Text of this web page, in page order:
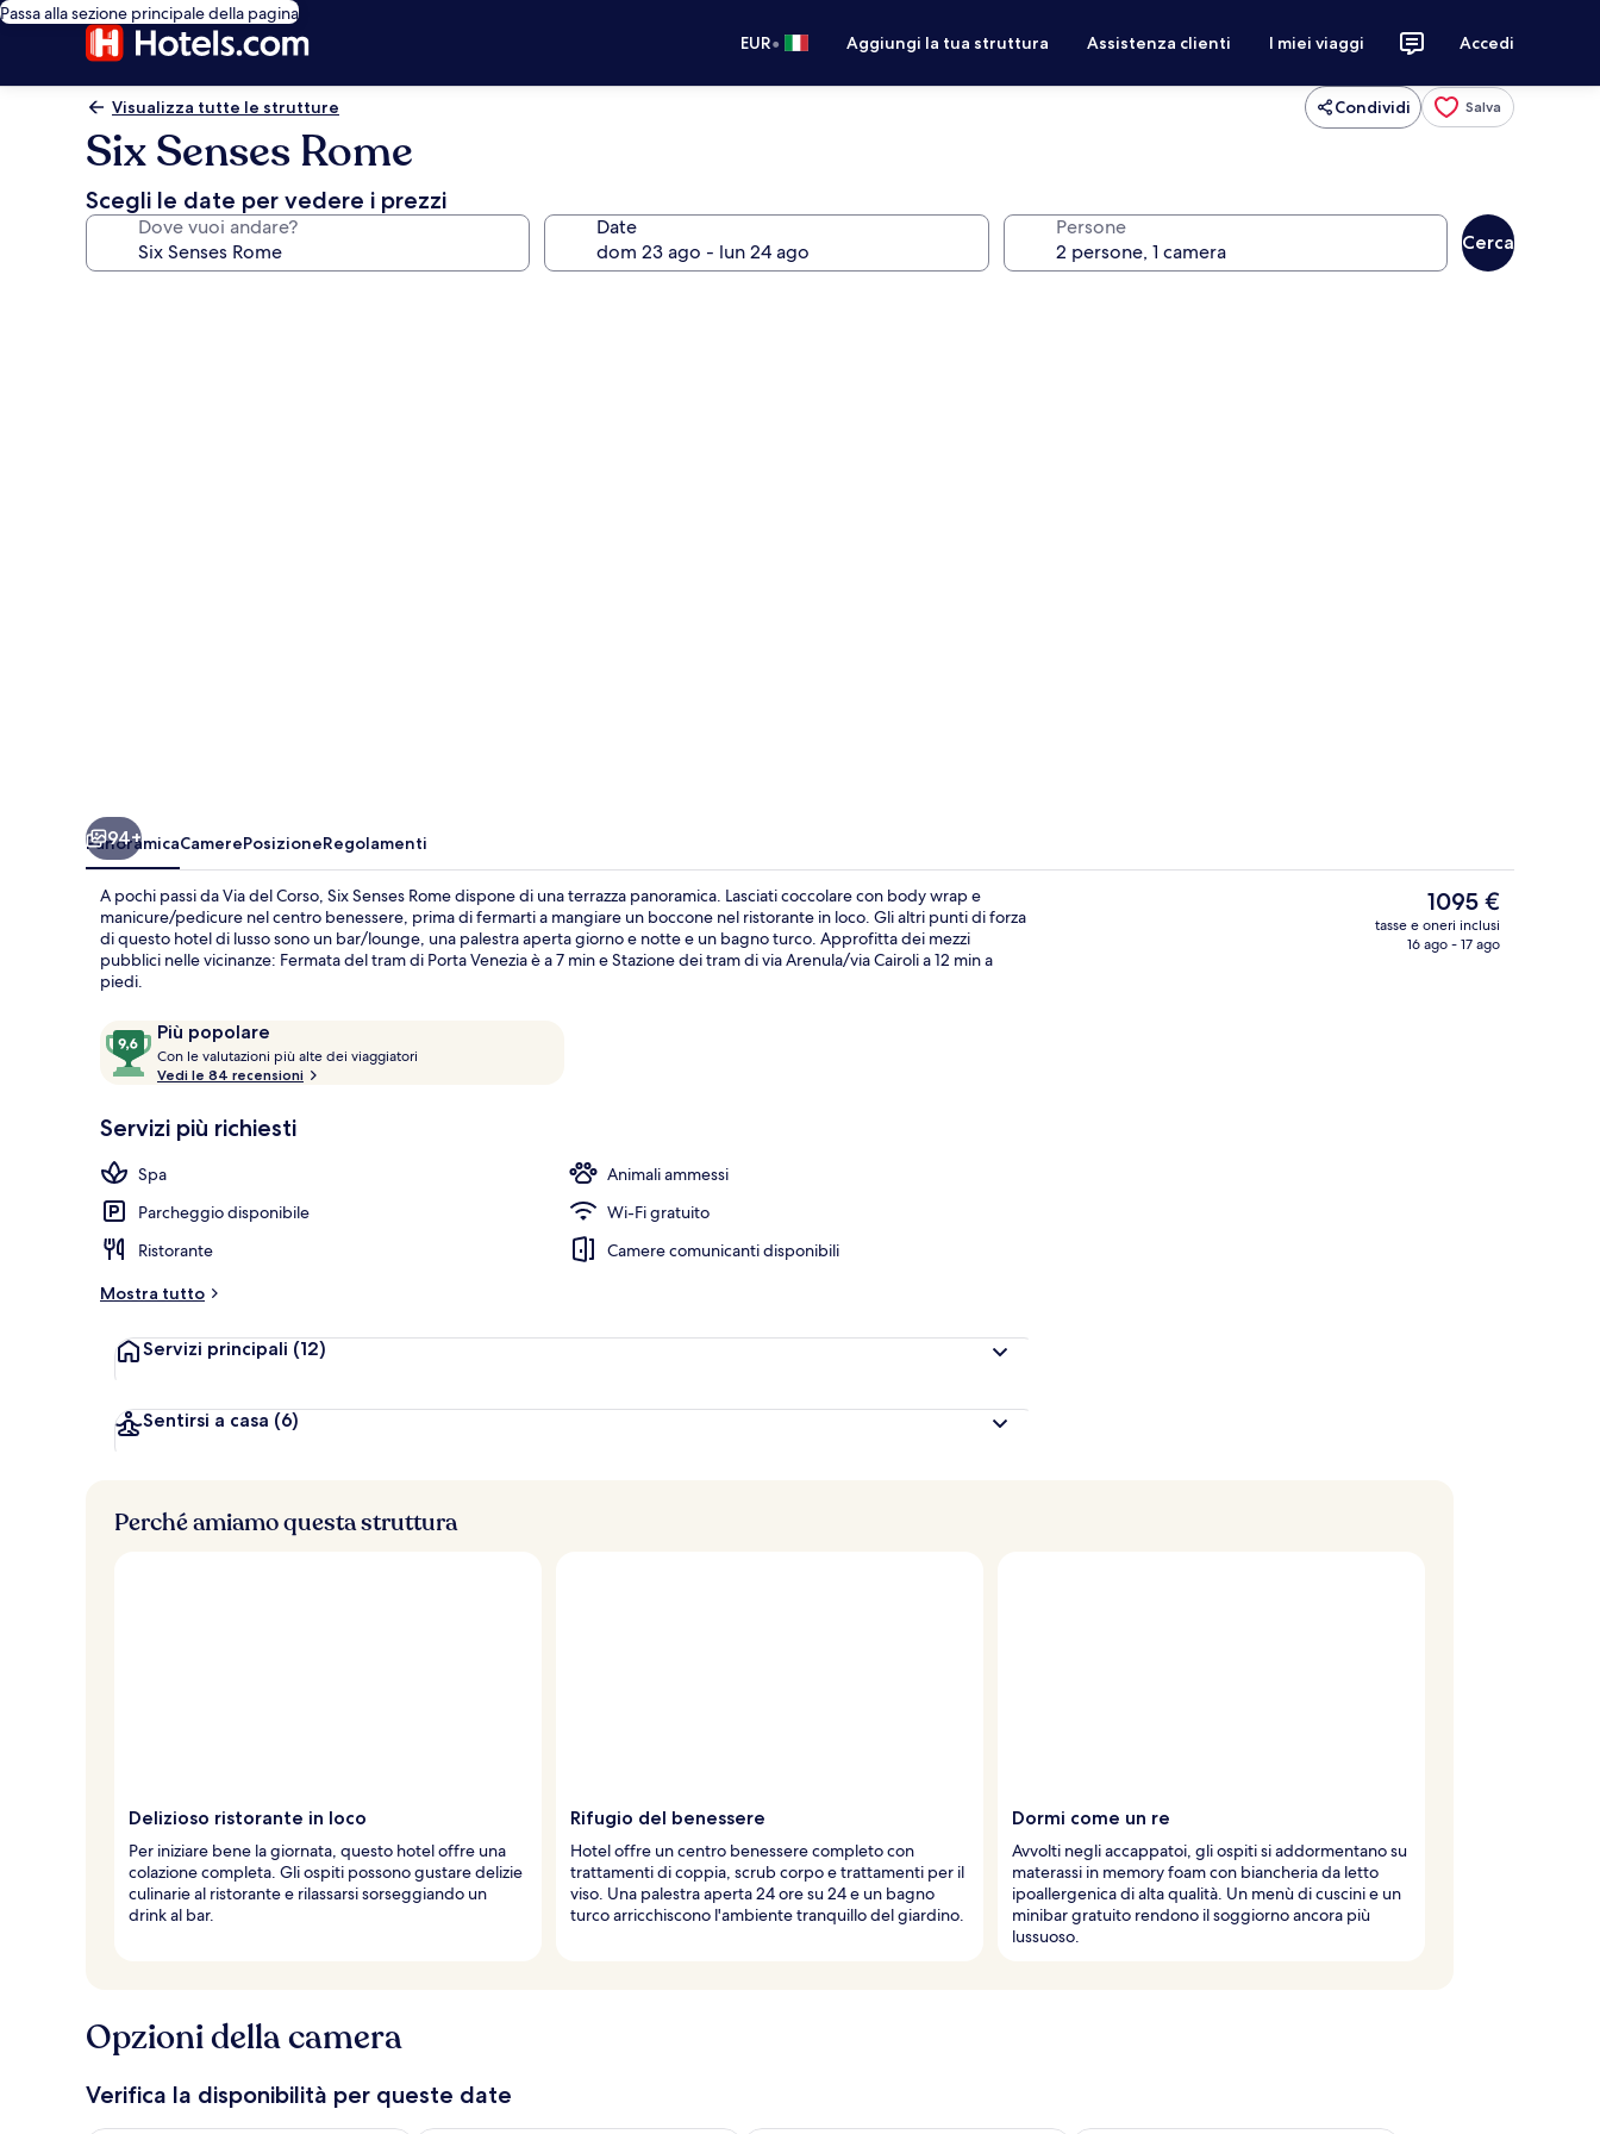
Passa alla sezione principale della pagina
EUR• Aggiungi la tua struttura Assistenza clienti I miei viaggi Accedi
Visualizza tutte le strutture Condividi Salva
Six Senses Rome
Scegli le date per vedere i prezzi
Dove vuoi andare? Date Persone
Cerca
Mellini Suite | Biancheria da letto di alta qualità, materassi in memory foam
Dettaglio interni
94+
PanoramicaCamerePosizioneRegolamenti
A pochi passi da Via del Corso, Six Senses Rome dispone di una terrazza panoramica. Lasciati coccolare con body wrap e
manicure/pedicure nel centro benessere, prima di fermarti a mangiare un boccone nel ristorante in loco. Gli altri punti di forza
di questo hotel di lusso sono un bar/lounge, una palestra aperta giorno e notte e un bagno turco. Approfitta dei mezzi
pubblici nelle vicinanze: Fermata del tram di Porta Venezia è a 7 min e Stazione dei tram di via Arenula/via Cairoli a 12 min a
piedi.
RecensioniPiù popolare
9,6
su
10,
popolare
Con le valutazioni più alte dei viaggiatori
z
i
a
t
Vedi le 84 recensioni
Servizi più richiesti
Spa
Animali ammessi
Parcheggio disponibile
Wi-Fi gratuito
Ristorante
Camere comunicanti disponibili
Mostra tutto
Servizi principali (12)
Sentirsi a casa (6)
Il
prezzo
attuale
1095 €
tasse e oneri inclusi
16 ago - 17 ago
Perché amiamo questa struttura
Delizioso ristorante in loco
Per iniziare bene la giornata, questo hotel offre una
colazione completa. Gli ospiti possono gustare delizie
culinarie al ristorante e rilassarsi sorseggiando un
drink al bar.
Rifugio del benessere
Hotel offre un centro benessere completo con
trattamenti di coppia, scrub corpo e trattamenti per il
viso. Una palestra aperta 24 ore su 24 e un bagno
turco arricchiscono l'ambiente tranquillo del giardino.
Dormi come un re
Avvolti negli accappatoi, gli ospiti si addormentano su
materassi in memory foam con biancheria da letto
ipoallergenica di alta qualità. Un menù di cuscini e un
minibar gratuito rendono il soggiorno ancora più
lussuoso.
Opzioni della camera
Verifica la disponibilità per queste date